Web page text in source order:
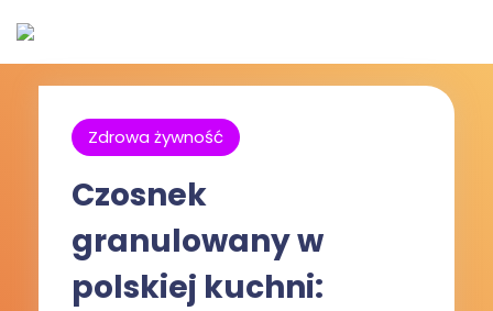
Zdrowa żywność
Czosnek
granulowany w
polskiej kuchni: